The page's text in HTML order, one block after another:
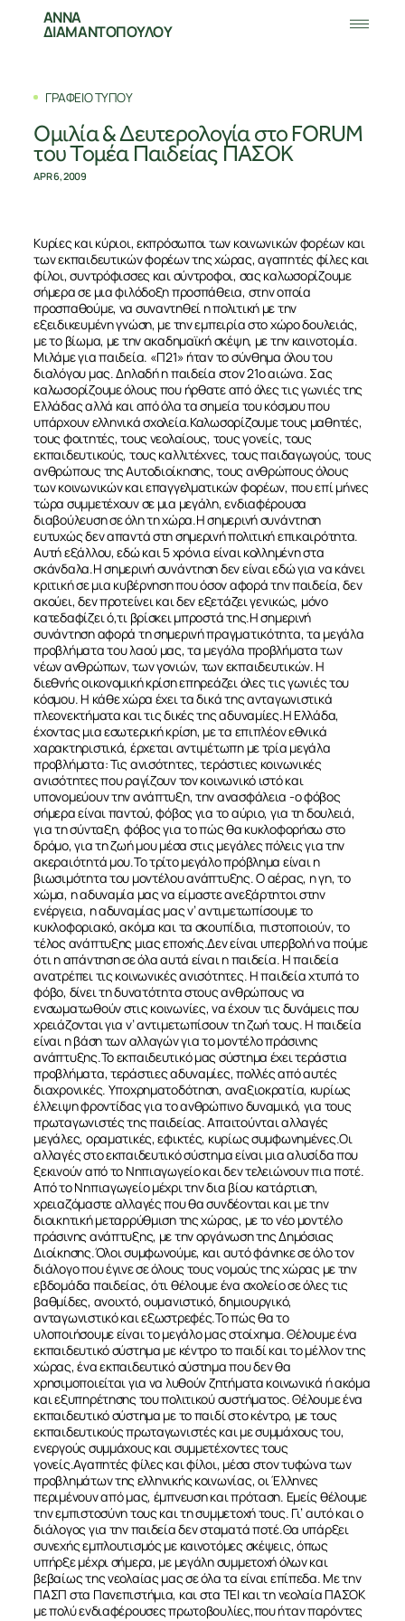
ΑΝΝΑ
ΔΙΑΜΑΝΤΟΠΟΥΛΟΥ
ΓΡΑΦΕΙΟ ΤΥΠΟΥ
Ομιλία & Δευτερολογία στο FORUM
του Τομέα Παιδείας ΠΑΣΟΚ
APR 6, 2009
Kυρίες και κύριοι, εκπρόσωποι των κοινωνικών φορέων και
των εκπαιδευτικών φορέων της χώρας, αγαπητές φίλες και
φίλοι, συντρόφισσες και σύντροφοι, σας καλωσορίζουμε
σήμερα σε μια φιλόδοξη προσπάθεια, στην οποία
προσπαθούμε, να συναντηθεί η πολιτική με την
εξειδικευμένη γνώση, με την εμπειρία στο χώρο δουλειάς,
με το βίωμα, με την ακαδημαϊκή σκέψη, με την καινοτομία.
Μιλάμε για παιδεία. «Π21» ήταν το σύνθημα όλου του
διαλόγου μας. Δηλαδή η παιδεία στον 21ο αιώνα. Σας
καλωσορίζουμε όλους που ήρθατε από όλες τις γωνιές της
Ελλάδας αλλά και από όλα τα σημεία του κόσμου που
υπάρχουν ελληνικά σχολεία.Καλωσορίζουμε τους μαθητές,
τους φοιτητές, τους νεολαίους, τους γονείς, τους
εκπαιδευτικούς, τους καλλιτέχνες, τους παιδαγωγούς, τους
ανθρώπους της Αυτοδιοίκησης, τους ανθρώπους όλους
των κοινωνικών και επαγγελματικών φορέων, που επί μήνες
τώρα συμμετέχουν σε μια μεγάλη, ενδιαφέρουσα
διαβούλευση σε όλη τη χώρα.Η σημερινή συνάντηση
ευτυχώς δεν απαντά στη σημερινή πολιτική επικαιρότητα.
Αυτή εξάλλου, εδώ και 5 χρόνια είναι κολλημένη στα
σκάνδαλα.Η σημερινή συνάντηση δεν είναι εδώ για να κάνει
κριτική σε μια κυβέρνηση που όσον αφορά την παιδεία, δεν
ακούει, δεν προτείνει και δεν εξετάζει γενικώς, μόνο
κατεδαφίζει ό,τι βρίσκει μπροστά της.Η σημερινή
συνάντηση αφορά τη σημερινή πραγματικότητα, τα μεγάλα
προβλήματα του λαού μας, τα μεγάλα προβλήματα των
νέων ανθρώπων, των γονιών, των εκπαιδευτικών. Η
διεθνής οικονομική κρίση επηρεάζει όλες τις γωνιές του
κόσμου. Η κάθε χώρα έχει τα δικά της ανταγωνιστικά
πλεονεκτήματα και τις δικές της αδυναμίες.Η Ελλάδα,
έχοντας μια εσωτερική κρίση, με τα επιπλέον εθνικά
χαρακτηριστικά, έρχεται αντιμέτωπη με τρία μεγάλα
προβλήματα: Τις ανισότητες, τεράστιες κοινωνικές
ανισότητες που ραγίζουν τον κοινωνικό ιστό και
υπονομεύουν την ανάπτυξη, την ανασφάλεια -ο φόβος
σήμερα είναι παντού, φόβος για το αύριο, για τη δουλειά,
για τη σύνταξη, φόβος για το πώς θα κυκλοφορήσω στο
δρόμο, για τη ζωή μου μέσα στις μεγάλες πόλεις για την
ακεραιότητά μου.Το τρίτο μεγάλο πρόβλημα είναι η
βιωσιμότητα του μοντέλου ανάπτυξης. Ο αέρας, η γη, το
χώμα, η αδυναμία μας να είμαστε ανεξάρτητοι στην
ενέργεια, η αδυναμίας μας ν’ αντιμετωπίσουμε το
κυκλοφοριακό, ακόμα και τα σκουπίδια, πιστοποιούν, το
τέλος ανάπτυξης μιας εποχής.Δεν είναι υπερβολή να πούμε
ότι η απάντηση σε όλα αυτά είναι η παιδεία. Η παιδεία
ανατρέπει τις κοινωνικές ανισότητες. Η παιδεία χτυπά το
φόβο, δίνει τη δυνατότητα στους ανθρώπους να
ενσωματωθούν στις κοινωνίες, να έχουν τις δυνάμεις που
χρειάζονται για ν’ αντιμετωπίσουν τη ζωή τους. Η παιδεία
είναι η βάση των αλλαγών για το μοντέλο πράσινης
ανάπτυξης.Το εκπαιδευτικό μας σύστημα έχει τεράστια
προβλήματα, τεράστιες αδυναμίες, πολλές από αυτές
διαχρονικές. Υποχρηματοδότηση, αναξιοκρατία, κυρίως
έλλειψη φροντίδας για το ανθρώπινο δυναμικό, για τους
πρωταγωνιστές της παιδείας. Απαιτούνται αλλαγές
μεγάλες, οραματικές, εφικτές, κυρίως συμφωνημένες.Οι
αλλαγές στο εκπαιδευτικό σύστημα είναι μια αλυσίδα που
ξεκινούν από το Νηπιαγωγείο και δεν τελειώνουν πια ποτέ.
Από το Νηπιαγωγείο μέχρι την δια βίου κατάρτιση,
χρειαζόμαστε αλλαγές που θα συνδέονται και με την
διοικητική μεταρρύθμιση της χώρας, με το νέο μοντέλο
πράσινης ανάπτυξης, με την οργάνωση της Δημόσιας
Διοίκησης.Όλοι συμφωνούμε, και αυτό φάνηκε σε όλο τον
διάλογο που έγινε σε όλους τους νομούς της χώρας με την
εβδομάδα παιδείας, ότι θέλουμε ένα σχολείο σε όλες τις
βαθμίδες, ανοιχτό, ουμανιστικό, δημιουργικό,
ανταγωνιστικό και εξωστρεφές.Το πώς θα το
υλοποιήσουμε είναι το μεγάλο μας στοίχημα. Θέλουμε ένα
εκπαιδευτικό σύστημα με κέντρο το παιδί και το μέλλον της
χώρας, ένα εκπαιδευτικό σύστημα που δεν θα
χρησιμοποιείται για να λυθούν ζητήματα κοινωνικά ή ακόμα
και εξυπηρέτησης του πολιτικού συστήματος. Θέλουμε ένα
εκπαιδευτικό σύστημα με το παιδί στο κέντρο, με τους
εκπαιδευτικούς πρωταγωνιστές και με συμμάχους του,
ενεργούς συμμάχους και συμμετέχοντες τους
γονείς.Αγαπητές φίλες και φίλοι, μέσα στον τυφώνα των
προβλημάτων της ελληνικής κοινωνίας, οι Έλληνες
περιμένουν από μας, έμπνευση και πρόταση. Εμείς θέλουμε
την εμπιστοσύνη τους και τη συμμετοχή τους. Γι’ αυτό και ο
διάλογος για την παιδεία δεν σταματά ποτέ.Θα υπάρξει
συνεχής εμπλουτισμός με καινοτόμες σκέψεις, όπως
υπήρξε μέχρι σήμερα, με μεγάλη συμμετοχή όλων και
βεβαίως της νεολαίας μας σε όλα τα είναι επίπεδα. Με την
ΠΑΣΠ στα Πανεπιστήμια, και στα ΤΕΙ και τη νεολαία ΠΑΣΟΚ
με πολύ ενδιαφέρουσες πρωτοβουλίες,που ήταν παρόντες